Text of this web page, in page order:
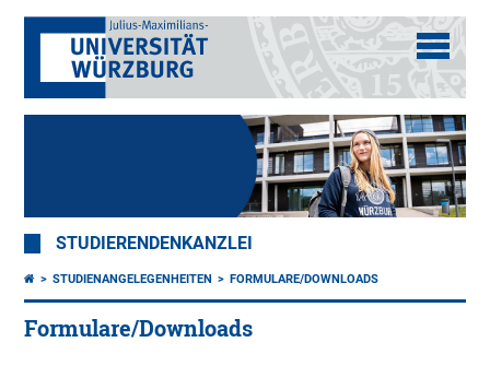
STUDIERENDENKANZLEI
STUDIENANGELEGENHEITEN FORMULARE/DOWNLOADS
Formulare/Downloads